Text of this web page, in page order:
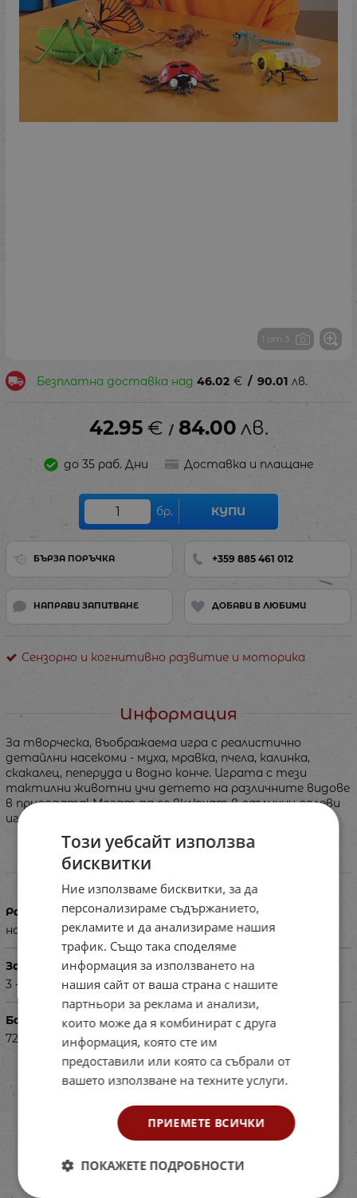
1 от 3
Безплатна доставка над 46.02 € / 90.01 лв.
42.95 € / 84.00 лв.
до 35 раб. Дни Доставка и плащане
бр. КУПИ
БЪРЗА ПОРЪЧКА +359 885 461 012
НАПРАВИ ЗАПИТВАНЕ ДОБАВИ В ЛЮБИМИ
Сензорно и когнитивно развитие и моторика
Информация
За творческа, въображаема игра с реалистично
детайлни насекоми - муха, мравка, пчела, калинка,
скакалец, пеперуда и водно конче. Играта с тези
тактилни животни учи детето на различните видове
в природата! Могат да се включат в различни ролеви
игри или като герои от детски театър.
Характеристики
Размери в см
на пеперудата - 20 х 13
За деца на възраст
3 - 7г
Баркод (ISBN, UPC, др.)
72470789
Този уебсайт използва
бисквитки
Ние използваме бисквитки, за да
персонализираме съдържанието,
рекламите и да анализираме нашия
трафик. Също така споделяме
информация за използването на
нашия сайт от ваша страна с нашите
партньори за реклама и анализи,
които може да я комбинират с друга
информация, която сте им
предоставили или която са събрали от
вашето използване на техните услуги.
ПРИЕМЕТЕ ВСИЧКИ
ПОКАЖЕТЕ ПОДРОБНОСТИ